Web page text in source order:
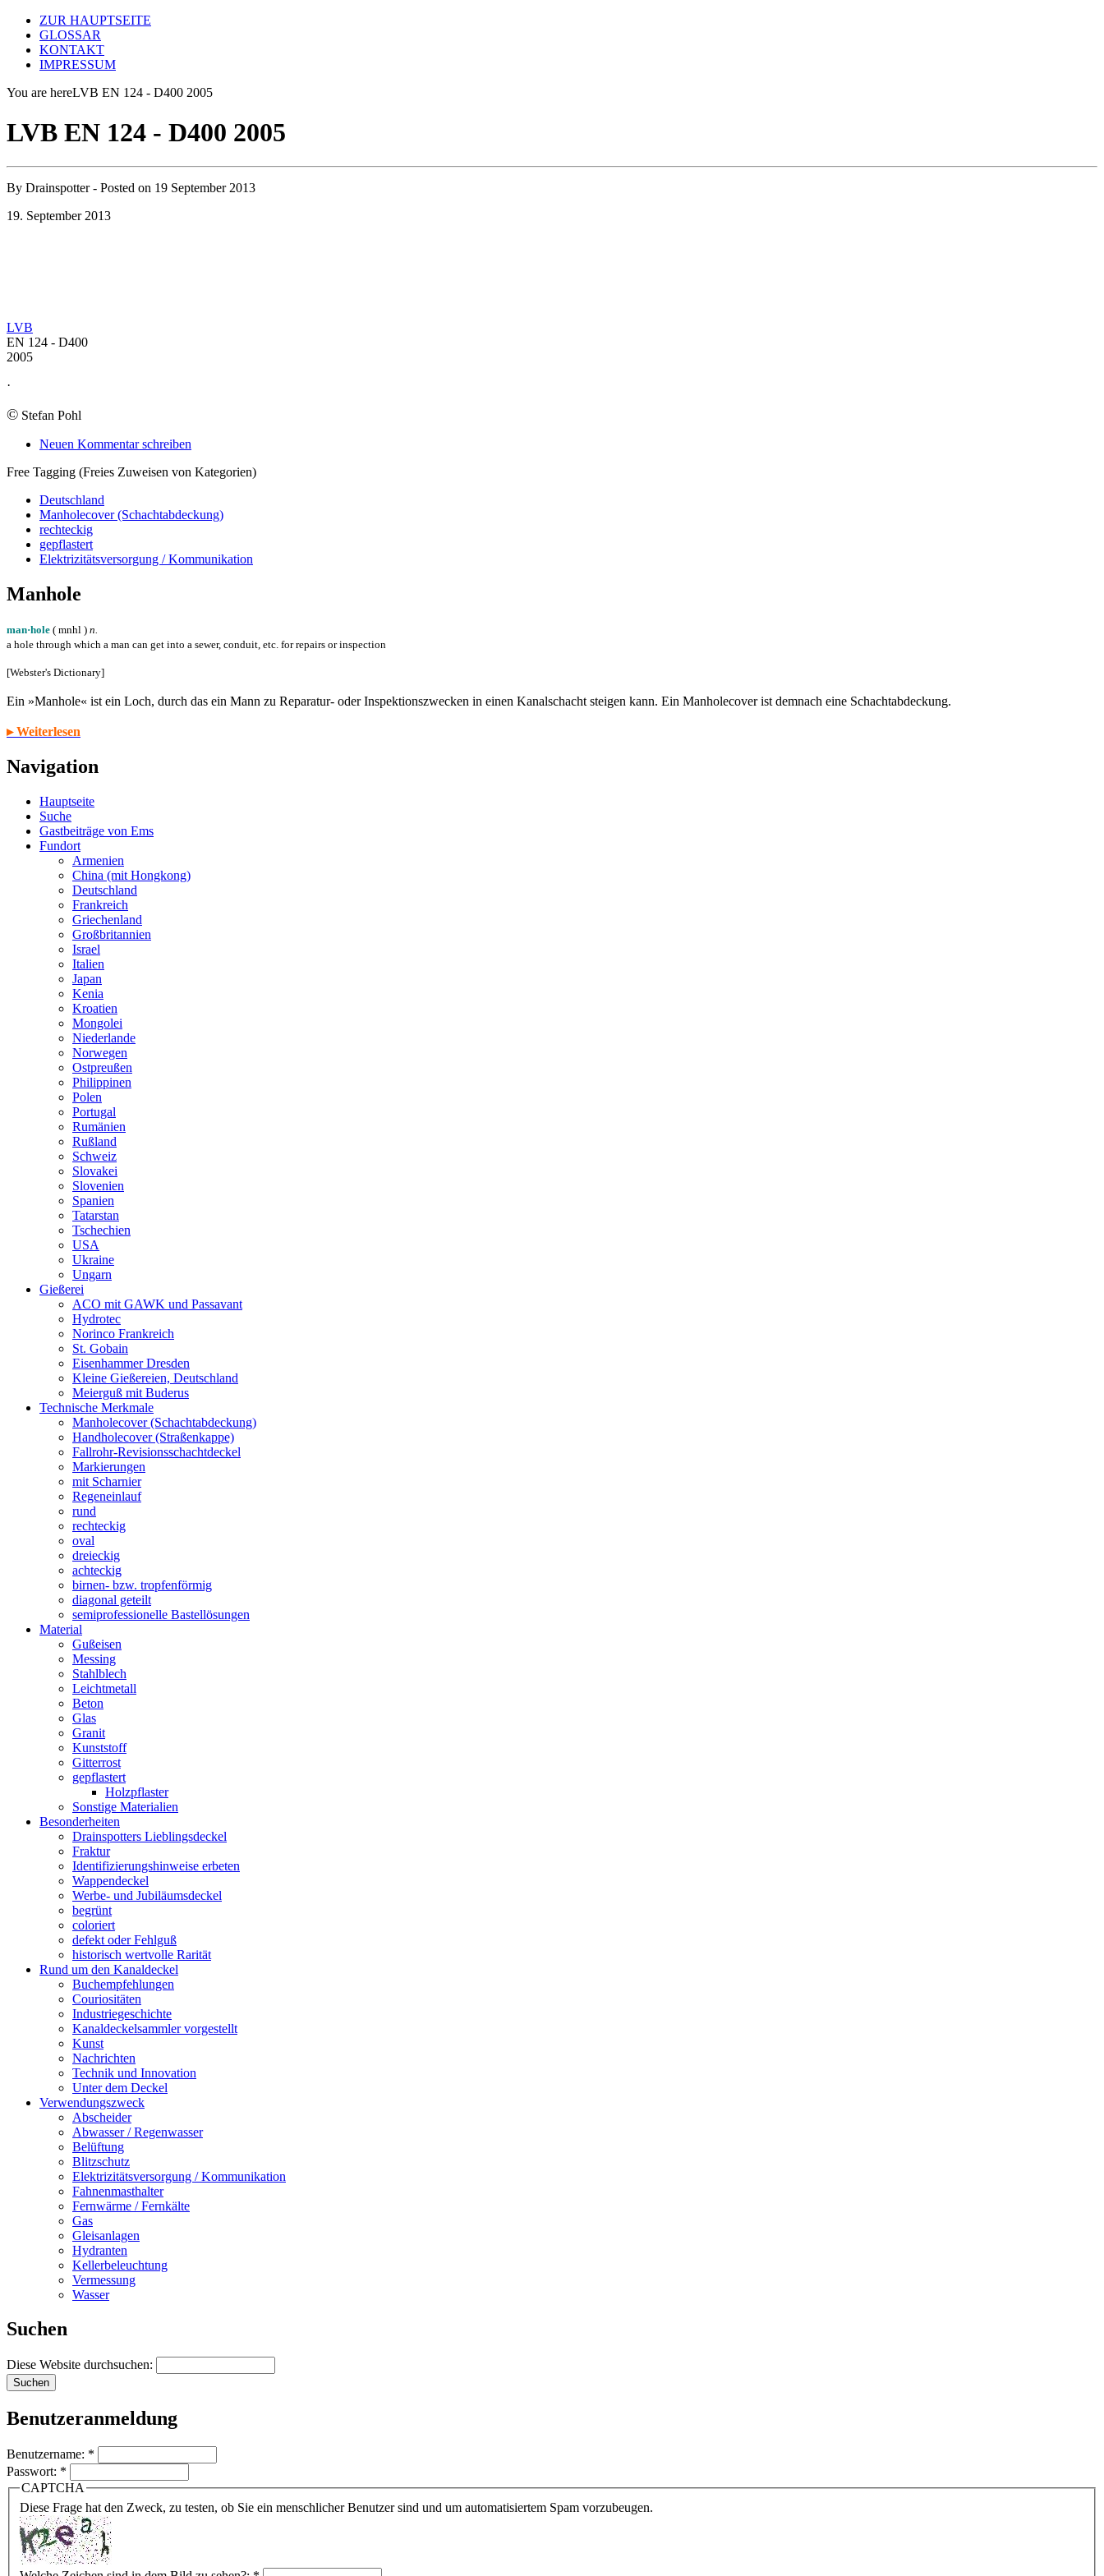
ZUR HAUPTSEITE
GLOSSAR
KONTAKT
IMPRESSUM
You are hereLVB EN 124 - D400 2005
LVB EN 124 - D400 2005
By Drainspotter- Posted on 19 September 2013
19. September 2013
LVB
EN 124 - D400
2005
·
© Stefan Pohl
Neuen Kommentar schreiben
Free Tagging (Freies Zuweisen von Kategorien)
Deutschland
Manholecover (Schachtabdeckung)
rechteckig
gepflastert
Elektrizitätsversorgung / Kommunikation
Manhole
man·hole ( mnhl ) n.
a hole through which a man can get into a sewer, conduit, etc. for repairs or inspection
[Webster's Dictionary]
Ein »Manhole« ist ein Loch, durch das ein Mann zu Reparatur- oder Inspektionszwecken in einen Kanalschacht steigen kann. Ein Manholecover ist demnach eine Schachtabdeckung.
▸ Weiterlesen
Navigation
Hauptseite
Suche
Gastbeiträge von Ems
Fundort
Armenien
China (mit Hongkong)
Deutschland
Frankreich
Griechenland
Großbritannien
Israel
Italien
Japan
Kenia
Kroatien
Mongolei
Niederlande
Norwegen
Ostpreußen
Philippinen
Polen
Portugal
Rumänien
Rußland
Schweiz
Slovakei
Slovenien
Spanien
Tatarstan
Tschechien
USA
Ukraine
Ungarn
Gießerei
ACO mit GAWK und Passavant
Hydrotec
Norinco Frankreich
St. Gobain
Eisenhammer Dresden
Kleine Gießereien, Deutschland
Meierguß mit Buderus
Technische Merkmale
Manholecover (Schachtabdeckung)
Handholecover (Straßenkappe)
Fallrohr-Revisionsschachtdeckel
Markierungen
mit Scharnier
Regeneinlauf
rund
rechteckig
oval
dreieckig
achteckig
birnen- bzw. tropfenförmig
diagonal geteilt
semiprofessionelle Bastellösungen
Material
Gußeisen
Messing
Stahlblech
Leichtmetall
Beton
Glas
Granit
Kunststoff
Gitterrost
gepflastert
Holzpflaster
Sonstige Materialien
Besonderheiten
Drainspotters Lieblingsdeckel
Fraktur
Identifizierungshinweise erbeten
Wappendeckel
Werbe- und Jubiläumsdeckel
begrünt
coloriert
defekt oder Fehlguß
historisch wertvolle Rarität
Rund um den Kanaldeckel
Buchempfehlungen
Couriositäten
Industriegeschichte
Kanaldeckelsammler vorgestellt
Kunst
Nachrichten
Technik und Innovation
Unter dem Deckel
Verwendungszweck
Abscheider
Abwasser / Regenwasser
Belüftung
Blitzschutz
Elektrizitätsversorgung / Kommunikation
Fahnenmasthalter
Fernwärme / Fernkälte
Gas
Gleisanlagen
Hydranten
Kellerbeleuchtung
Vermessung
Wasser
Suchen
Diese Website durchsuchen:
Benutzeranmeldung
Benutzername: *
Passwort: *
CAPTCHA
Diese Frage hat den Zweck, zu testen, ob Sie ein menschlicher Benutzer sind und um automatisiertem Spam vorzubeugen.